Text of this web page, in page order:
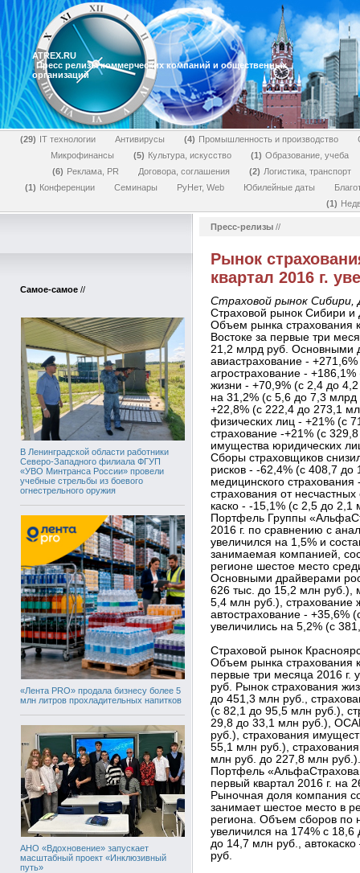
ATREX.RU
Пресс релизы коммерческих компаний и общественных
организаций
29 IT технологии Антивирусы 4 Промышленность и производство
Микрофинансы
5 Культура, искусство 1
Образование, учеба
6
Реклама, PR Договора, соглашения 2
Логистика, транспорт
1
Конференции Семинары РуНет, Web Юбилейные даты
1
Самое-самое //
В Ленинградской области работники
Северо-Западного филиала ФГУП
«УВО Минтранса России» провели
учебные стрельбы из боевого
огнестрельного оружия
«Лента PRO» продала бизнесу более 5
млн литров прохладительных напитков
АНО «Вдохновение» запускает
масштабный проект «Инклюзивный
путь»
Пресс-релизы //
Рынок
квартал 2016 г.
Страховой рынок Сибири,
Страховой рынок Сибири и
Объем рынка
Востоке за первые три
21,2 млрд руб. Основными
авиастрахование -
агрострахование -
жизни - +70,9% (с 2,4 до
на 31,2% (с 5,6 до 7,3 млрд
+22,8% (с 222,4 до 273,1
физических лиц - +21% (с
страхование -+21% (с
имущества юридических
Сборы страховщиков
рисков - -62,4% (с 408,7
медицинского
страхования от
каско - -15,1% (с 2,5 до 2,1
Портфель Группы
2016 г. по сравнению с
увеличился на 1,5% и
занимаемая компанией,
регионе шестое место
Основными драйверами
626 тыс. до 15,2 млн руб.),
5,4 млн руб.), страхование
автострахование -
увеличились на 5,2% (с
Страховой рынок
Объем рынка страхования
первые три месяца 2016 г.
руб. Рынок страхования
до 451,3 млн руб.,
(с 82,1 до 95,5 млн руб.),
29,8 до 33,1 млн руб.),
руб.), страхования
55,1 млн руб.),
млн руб. до 227,8 млн руб.).
Портфель
первый квартал 2016 г. на
Рыночная доля компания
занимает шестое место в
региона. Объем сборов по
увеличился на 174% с
до 14,7 млн руб.,
руб.